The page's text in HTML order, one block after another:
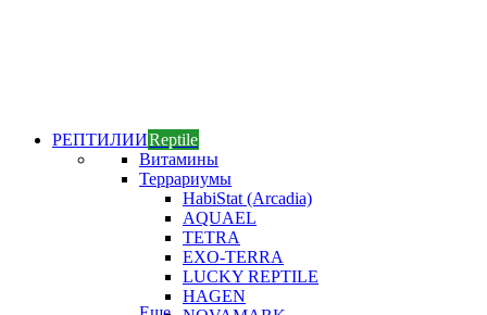
РЕПТИЛИИReptile
Витамины
Террариумы
HabiStat (Arcadia)
AQUAEL
TETRA
EXO-TERRA
LUCKY REPTILE
HAGEN